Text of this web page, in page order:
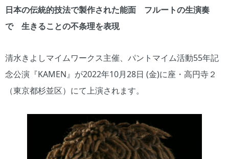
日本の伝統的技法で製作された能面 フルートの生演奏
で 生きることの不条理を表現
清水きよしマイムワークス主催、パントマイム活動55年記
念公演『KAMEN』が2022年10月28日 (金)に座・高円寺２
（東京都杉並区）にて上演されます。